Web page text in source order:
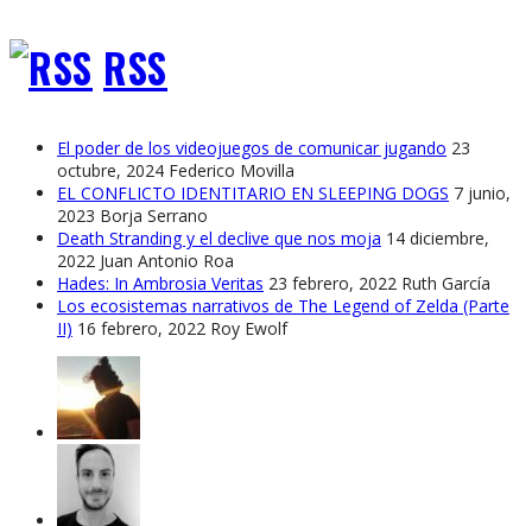
RSS
El poder de los videojuegos de comunicar jugando 23
octubre, 2024 Federico Movilla
EL CONFLICTO IDENTITARIO EN SLEEPING DOGS 7 junio,
2023 Borja Serrano
Death Stranding y el declive que nos moja 14 diciembre,
2022 Juan Antonio Roa
Hades: In Ambrosia Veritas 23 febrero, 2022 Ruth García
Los ecosistemas narrativos de The Legend of Zelda (Parte
II) 16 febrero, 2022 Roy Ewolf